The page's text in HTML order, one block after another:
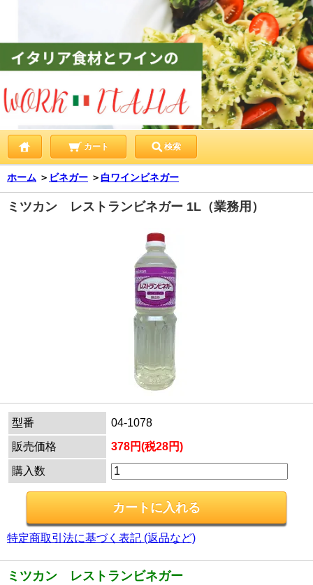
カート 検索
ホーム ＞ ビネガー ＞ 白ワインビネガー
ミツカン レストランビネガー 1L（業務用）
型番
04-1078
販売価格
378円(税28円)
購入数
特定商取引法に基づく表記 (返品など)
ミツカン レストランビネガー